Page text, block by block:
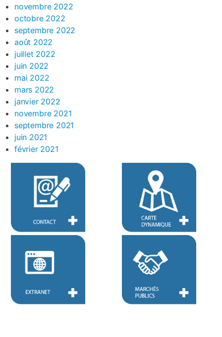
novembre 2022
octobre 2022
septembre 2022
août 2022
juillet 2022
juin 2022
mai 2022
mars 2022
janvier 2022
novembre 2021
septembre 2021
juin 2021
février 2021